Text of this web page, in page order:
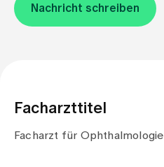
Publikationen
Nachricht schreiben
Facharzttitel
Facharzt für Ophthalmologie